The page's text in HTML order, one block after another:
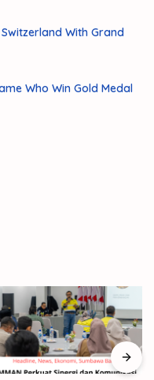
With Grand
Who Win Gold Medal